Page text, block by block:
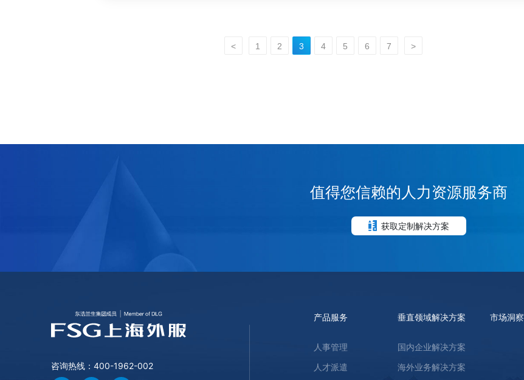
< 1 2 3 4 5 6 7 >
值得您信赖的人力资源服务商
获取定制解决方案
咨询热线：400-1962-002
产品服务
人事管理
人才派遣
垂直领域解决方案
国内企业解决方案
海外业务解决方案
市场洞察